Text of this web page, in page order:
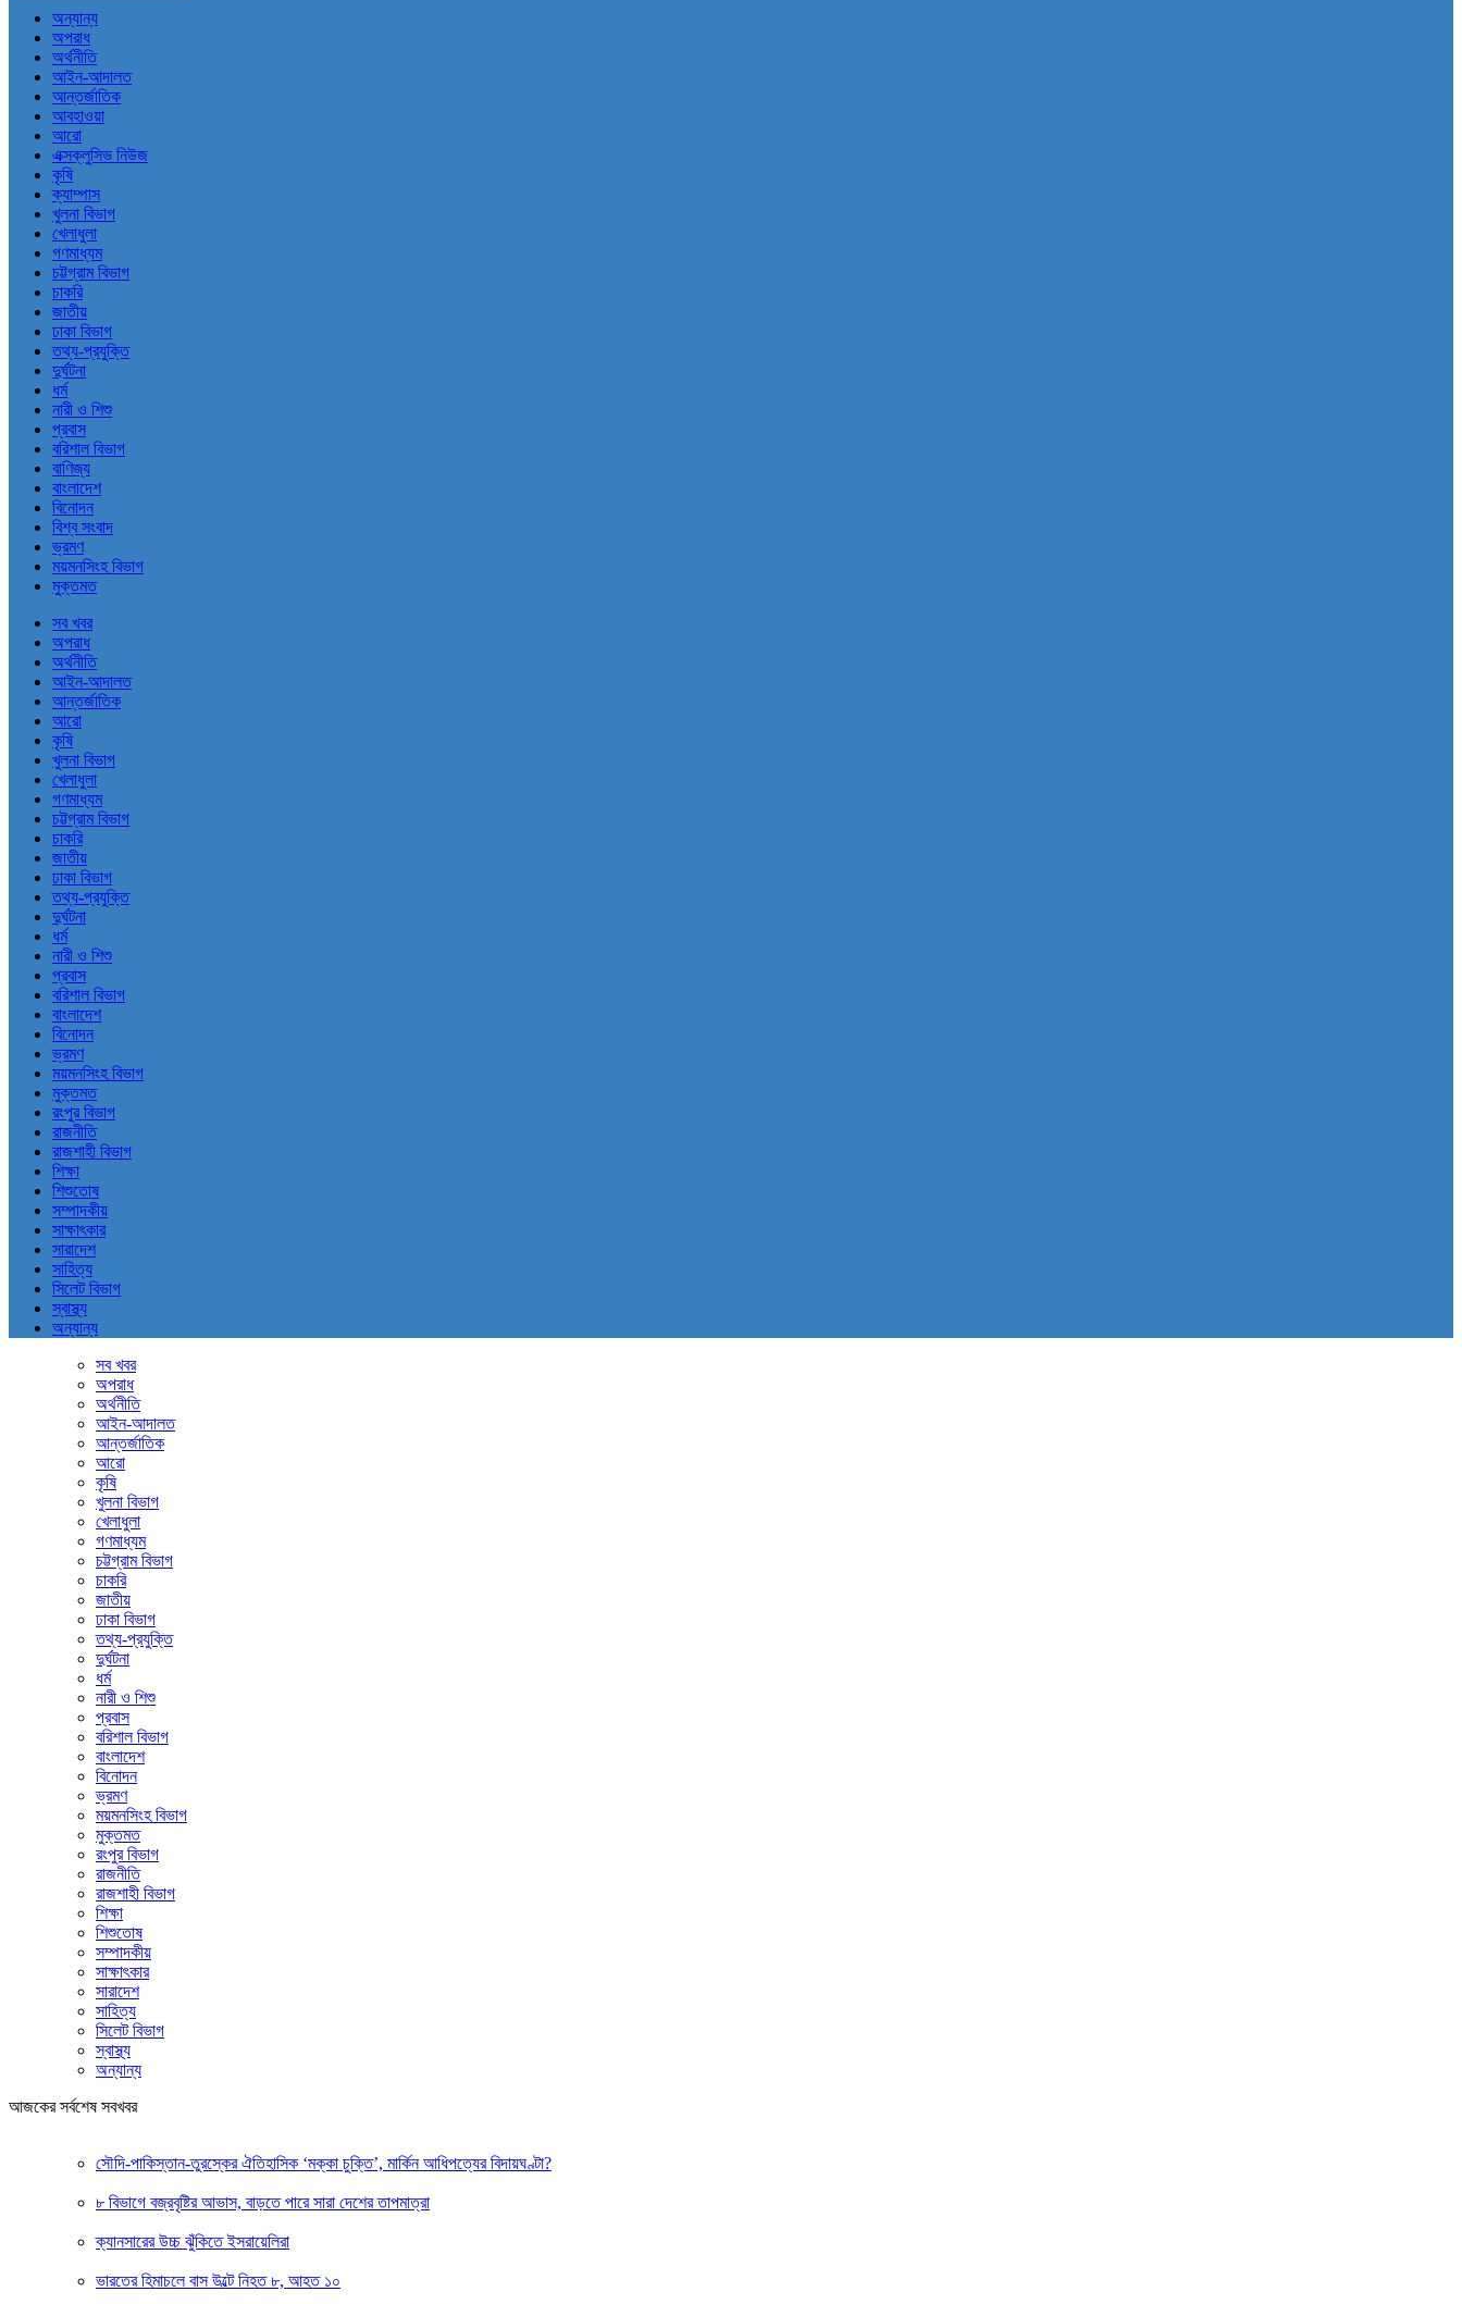
অন্যান্য
অপরাধ
অর্থনীতি
আইন-আদালত
আন্তর্জাতিক
আবহাওয়া
আরো
এক্সক্লুসিভ নিউজ
কৃষি
ক্যাম্পাস
খুলনা বিভাগ
খেলাধুলা
গণমাধ্যম
চট্টগ্রাম বিভাগ
চাকরি
জাতীয়
ঢাকা বিভাগ
তথ্য-প্রযুক্তি
দুর্ঘটনা
ধর্ম
নারী ও শিশু
প্রবাস
বরিশাল বিভাগ
বাণিজ্য
বাংলাদেশ
বিনোদন
বিশ্ব সংবাদ
ভ্রমণ
ময়মনসিংহ বিভাগ
মুক্তমত
সব খবর
অপরাধ
অর্থনীতি
আইন-আদালত
আন্তর্জাতিক
আরো
কৃষি
খুলনা বিভাগ
খেলাধুলা
গণমাধ্যম
চট্টগ্রাম বিভাগ
চাকরি
জাতীয়
ঢাকা বিভাগ
তথ্য-প্রযুক্তি
দুর্ঘটনা
ধর্ম
নারী ও শিশু
প্রবাস
বরিশাল বিভাগ
বাংলাদেশ
বিনোদন
ভ্রমণ
ময়মনসিংহ বিভাগ
মুক্তমত
রংপুর বিভাগ
রাজনীতি
রাজশাহী বিভাগ
শিক্ষা
শিশুতোষ
সম্পাদকীয়
সাক্ষাৎকার
সারাদেশ
সাহিত্য
সিলেট বিভাগ
স্বাস্থ্য
অন্যান্য
সব খবর
অপরাধ
অর্থনীতি
আইন-আদালত
আন্তর্জাতিক
আরো
কৃষি
খুলনা বিভাগ
খেলাধুলা
গণমাধ্যম
চট্টগ্রাম বিভাগ
চাকরি
জাতীয়
ঢাকা বিভাগ
তথ্য-প্রযুক্তি
দুর্ঘটনা
ধর্ম
নারী ও শিশু
প্রবাস
বরিশাল বিভাগ
বাংলাদেশ
বিনোদন
ভ্রমণ
ময়মনসিংহ বিভাগ
মুক্তমত
রংপুর বিভাগ
রাজনীতি
রাজশাহী বিভাগ
শিক্ষা
শিশুতোষ
সম্পাদকীয়
সাক্ষাৎকার
সারাদেশ
সাহিত্য
সিলেট বিভাগ
স্বাস্থ্য
অন্যান্য
আজকের সর্বশেষ সবখবর
সৌদি-পাকিস্তান-তুরস্কের ঐতিহাসিক ‘মক্কা চুক্তি’, মার্কিন আধিপত্যের বিদায়ঘণ্টা?
৮ বিভাগে বজ্রবৃষ্টির আভাস, বাড়তে পারে সারা দেশের তাপমাত্রা
ক্যানসারের উচ্চ ঝুঁকিতে ইসরায়েলিরা
ভারতের হিমাচলে বাস উল্টে নিহত ৮, আহত ১০